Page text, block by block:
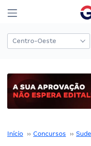
Início ›› Concursos ››